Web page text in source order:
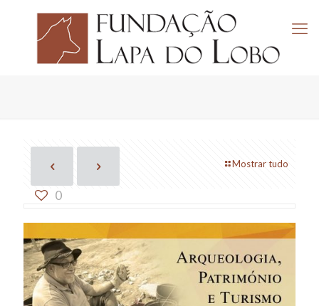
Mostrar tudo
0